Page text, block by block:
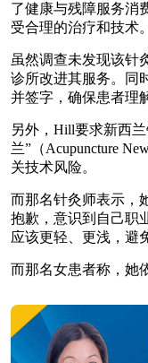
了健康与残障服务消
受合理的治疗和技术。
虽然调查未发现该针
诊所改进其服务。同
并签字，确保患者理
另外，Hill要求新西
兰”（Acupuncture
关技术风险。
而那名针灸师表示，
抱歉，意识到自己职
应该更轻、更浅，避
而那名女患者称，她